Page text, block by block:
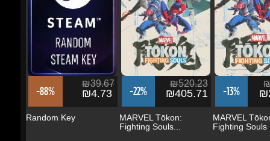
-88%
₪39.67
₪4.73
Random Key
-22%
₪520.23
₪405.71
MARVEL Tōkon:
הוסף לסל
-13%
MARVEL Tōkon:
הוסף לסל